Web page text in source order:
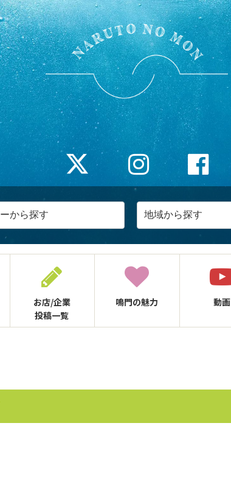
お店/企業
投稿一覧
鳴門の魅力 動画